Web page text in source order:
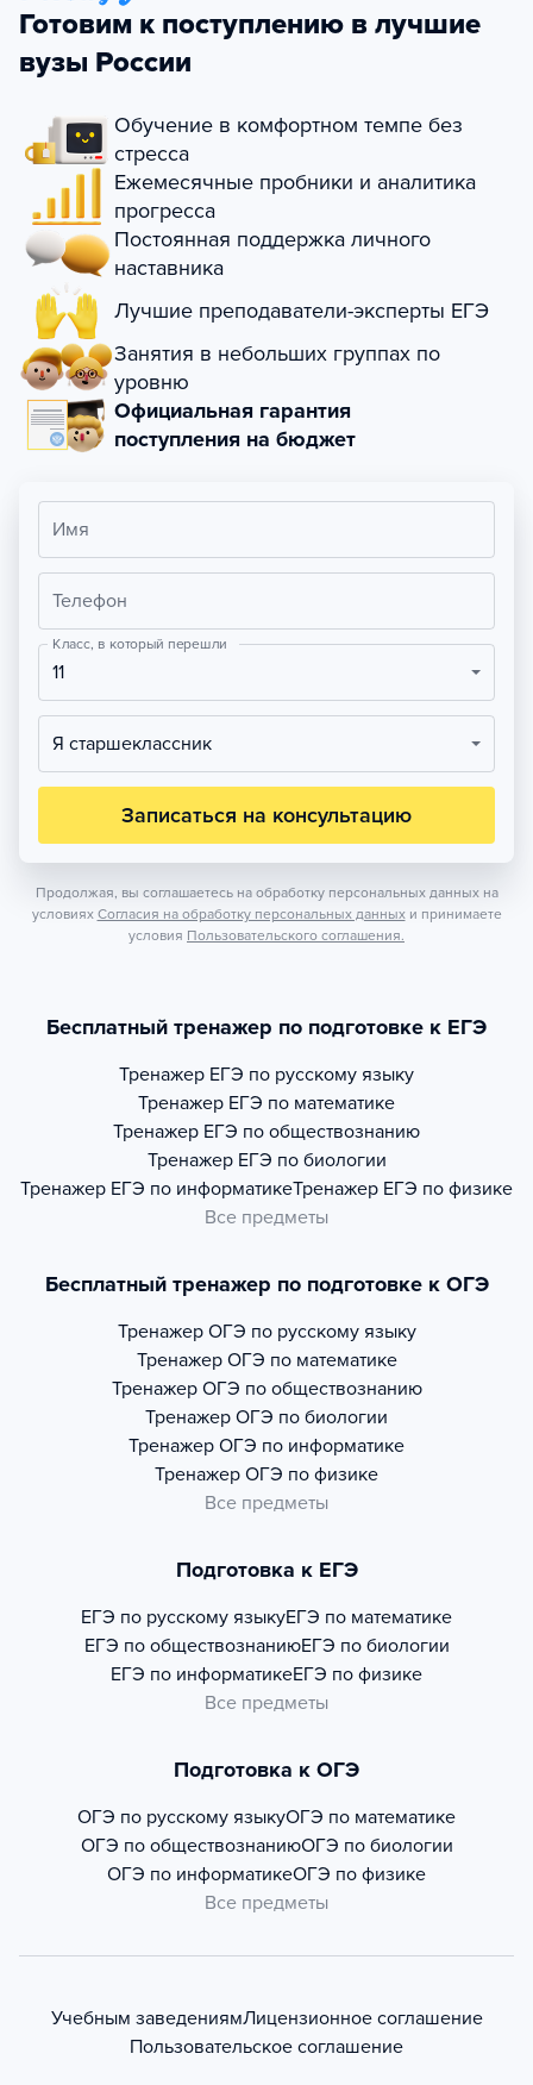
Готовим к поступлению в лучшие
вузы России
Обучение в комфортном темпе без
стресса
Ежемесячные пробники и аналитика
прогресса
Постоянная поддержка личного
наставника
Лучшие преподаватели-эксперты ЕГЭ
Занятия в небольших группах по
уровню
Официальная гарантия
поступления на бюджет
Имя
Телефон
Класс, в который перешли
11
Я старшеклассник
Записаться на консультацию
Продолжая, вы соглашаетесь на обработку персональных данных на
условиях Согласия на обработку персональных данных и принимаете
условия Пользовательского соглашения.
Бесплатный тренажер по подготовке к ЕГЭ
Тренажер ЕГЭ по русскому языку
Тренажер ЕГЭ по математике
Тренажер ЕГЭ по обществознанию
Тренажер ЕГЭ по биологии
Тренажер ЕГЭ по информатикеТренажер ЕГЭ по физике
Все предметы
Бесплатный тренажер по подготовке к ОГЭ
Тренажер ОГЭ по русскому языку
Тренажер ОГЭ по математике
Тренажер ОГЭ по обществознанию
Тренажер ОГЭ по биологии
Тренажер ОГЭ по информатике
Тренажер ОГЭ по физике
Все предметы
Подготовка к ЕГЭ
ЕГЭ по русскому языкуЕГЭ по математике
ЕГЭ по обществознаниюЕГЭ по биологии
ЕГЭ по информатикеЕГЭ по физике
Все предметы
Подготовка к ОГЭ
ОГЭ по русскому языкуОГЭ по математике
ОГЭ по обществознаниюОГЭ по биологии
ОГЭ по информатикеОГЭ по физике
Все предметы
Учебным заведениямЛицензионное соглашение
Пользовательское соглашение